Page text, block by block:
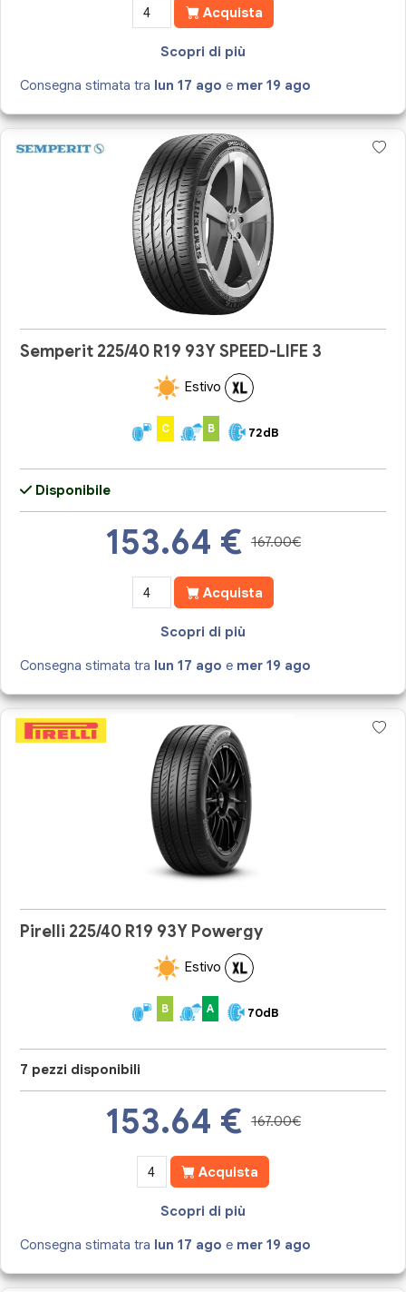
Acquista
Scopri di più
Consegna stimata tra lun 17 ago e mer 19 ago
Semperit 225/40 R19 93Y SPEED-LIFE 3
Estivo
C B 72dB
Disponibile
153.64 € 167.00€
Acquista
Scopri di più
Consegna stimata tra lun 17 ago e mer 19 ago
Pirelli 225/40 R19 93Y Powergy
Estivo
B A 70dB
7 pezzi disponibili
153.64 € 167.00€
Acquista
Scopri di più
Consegna stimata tra lun 17 ago e mer 19 ago